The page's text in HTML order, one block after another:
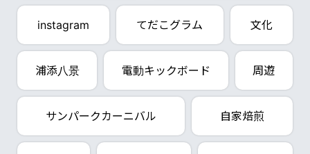
instagram てだこグラム 文化
浦添八景 電動キックボード 周遊
サンパークカーニバル 自家焙煎